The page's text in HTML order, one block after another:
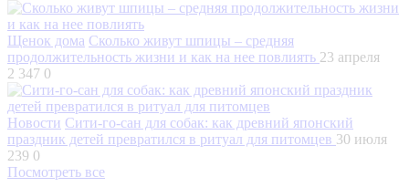
Щенок дома Сколько живут шпицы – средняя
продолжительность жизни и как на нее повлиять 23 апреля
2 347 0
Новости Сити-го-сан для собак: как древний японский
праздник детей превратился в ритуал для питомцев 30 июля
239 0
Посмотреть все